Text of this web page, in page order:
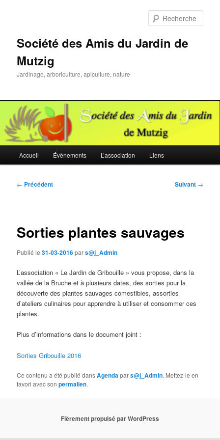
Société des Amis du Jardin de
Mutzig
Jardinage, arboriculture, apiculture, nature
principal
Accueil Évènements L’association Liens
Navigation
← Précédent Suivant →
Sorties plantes sauvages
Publié le31-03-2016pars@j_Admin
L’association « Le Jardin de Gribouille » vous propose, dans la
vallée de la Bruche et à plusieurs dates, des sorties pour la
découverte des plantes sauvages comestibles, assorties
d’ateliers culinaires pour apprendre à utiliser et consommer ces
plantes.
Plus d’informations dans le document joint :
Sorties Gribouille 2016
Ce contenu a été publié dansAgendapars@j_Admin. Mettez-le en
favori avec sonpermalien.
Fièrement propulsé par WordPress